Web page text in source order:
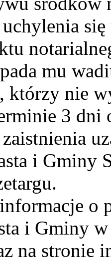
mu
którzy nie
3 dni
i Gminy
o
i Gminy
na stronie